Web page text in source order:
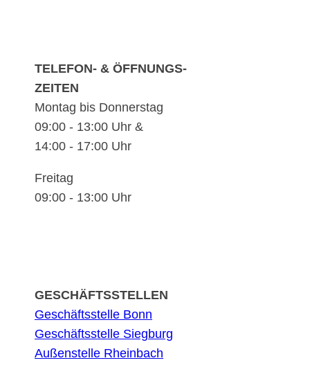
TELEFON- & ÖFFNUNGS-
ZEITEN
Montag bis Donnerstag
09:00 - 13:00 Uhr &
14:00 - 17:00 Uhr
Freitag
09:00 - 13:00 Uhr
GESCHÄFTSSTELLEN
Geschäftsstelle Bonn
Geschäftsstelle Siegburg
Außenstelle Rheinbach